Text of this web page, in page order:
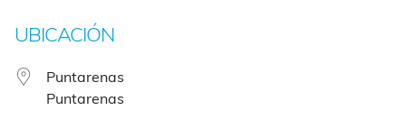
UBICACIÓN
Puntarenas
Puntarenas